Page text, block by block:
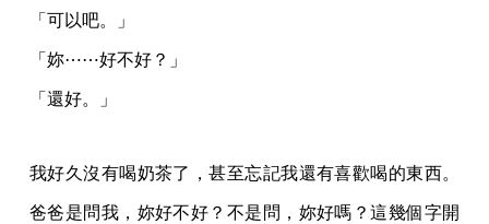
「可以吧。」
「妳⋯⋯好不好？」
「還好。」
我好久沒有喝奶茶了，甚至忘記我還有喜歡喝的東西。
爸爸是問我，妳好不好？不是問，妳好嗎？這幾個字開